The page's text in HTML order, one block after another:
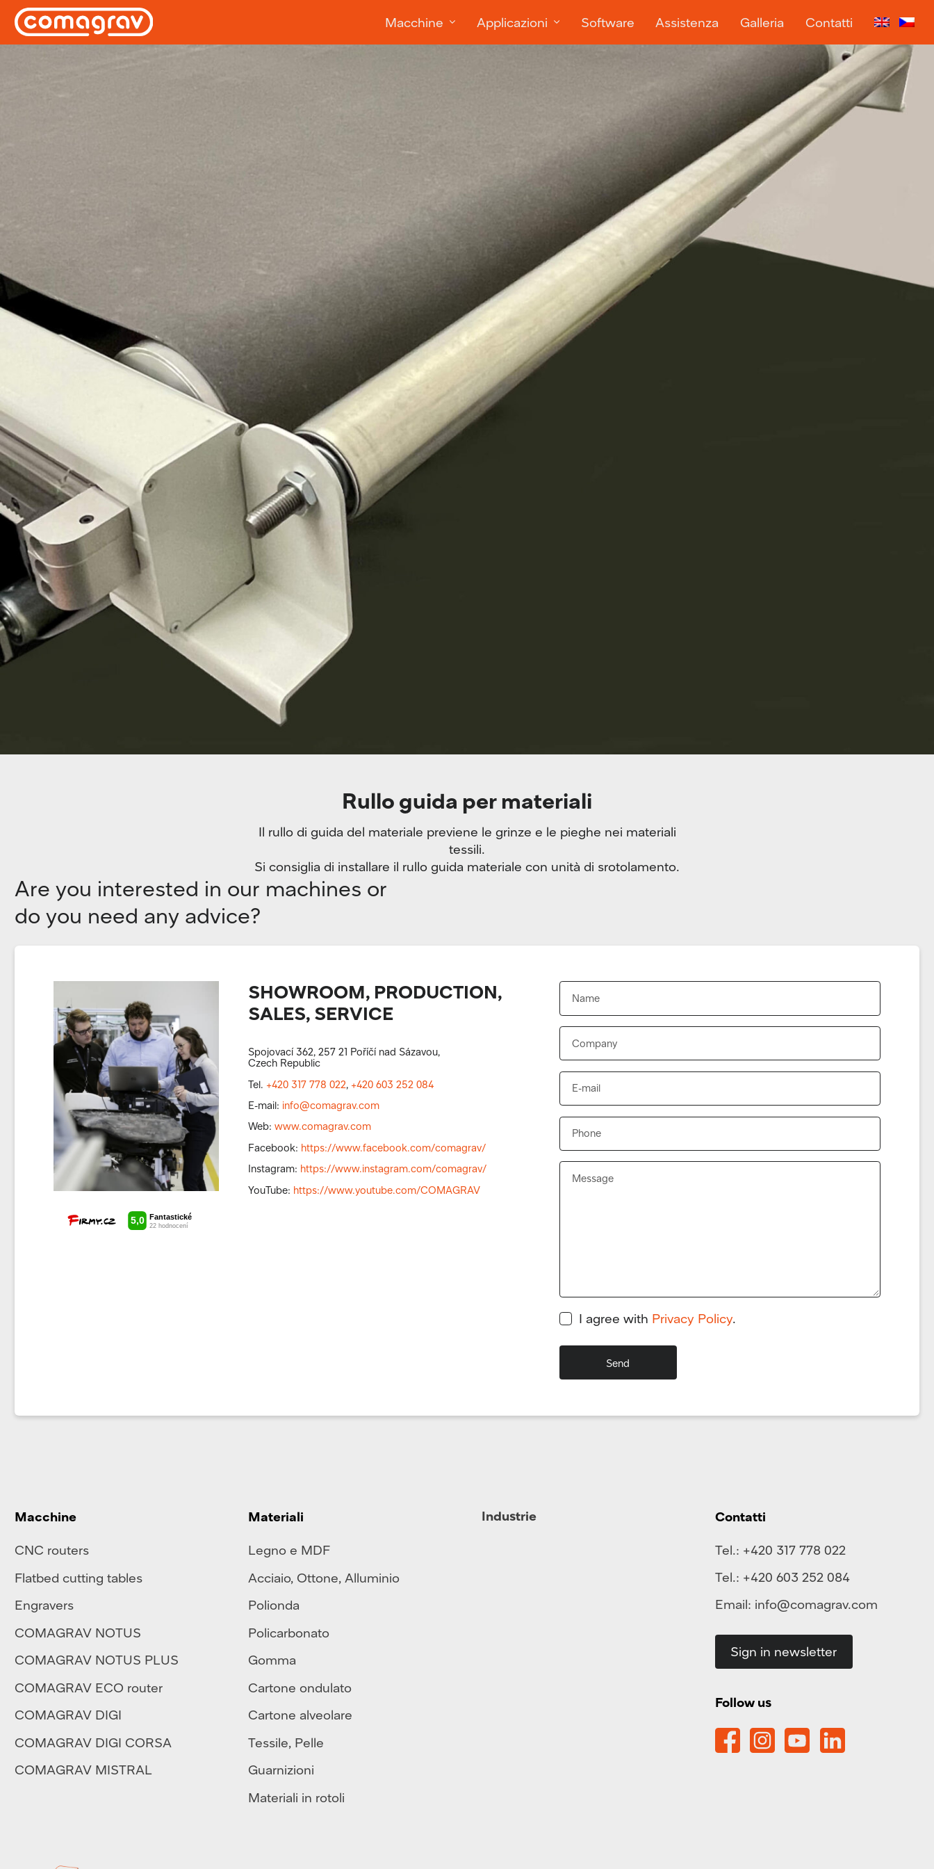
Macchine Applicazioni Software Assistenza Galleria Contatti
Rullo guida per materiali
Il rullo di guida del materiale previene le grinze e le pieghe nei materiali
tessili.
Si consiglia di installare il rullo guida materiale con unità di srotolamento.
Are you interested in our machines or
do you need any advice?
SHOWROOM, PRODUCTION,
SALES, SERVICE
Spojovací 362, 257 21 Poříčí nad Sázavou,
Czech Republic
Tel. +420 317 778 022 +420 603 252 084
E-mail: info@comagrav.com
Web: www.comagrav.com
Facebook: https://www.facebook.com/comagrav/
Instagram: https://www.instagram.com/comagrav/
YouTube: https://www.youtube.com/COMAGRAV
I agree with Privacy Policy.
Macchine
CNC routers
Flatbed cutting tables
Engravers
COMAGRAV NOTUS
COMAGRAV NOTUS PLUS
COMAGRAV ECO router
COMAGRAV DIGI
COMAGRAV DIGI CORSA
COMAGRAV MISTRAL
Materiali
Legno e MDF
Acciaio, Ottone, Alluminio
Polionda
Policarbonato
Gomma
Cartone ondulato
Cartone alveolare
Tessile, Pelle
Guarnizioni
Materiali in rotoli
Industrie Contatti
Tel.: +420 317 778 022
Tel.: +420 603 252 084
Email: info@comagrav.com
Sign in newsletter
Follow us